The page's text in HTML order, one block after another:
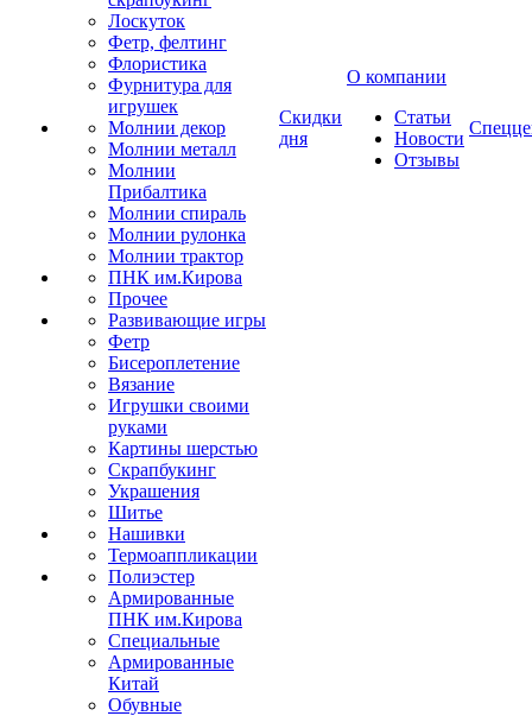
Лоскуток
Фетр, фелтинг
Флористика
Фурнитура для
игрушек
Молнии декор
Молнии металл
Молнии
Прибалтика
Молнии спираль
Молнии рулонка
Молнии трактор
ПНК им.Кирова
Прочее
Развивающие игры
Фетр
Бисероплетение
Вязание
Игрушки своими
руками
Картины шерстью
Скрапбукинг
Украшения
Шитье
Нашивки
Термоаппликации
Полиэстер
Армированные
ПНК им.Кирова
Специальные
Армированные
Китай
Обувные
Скидки
дня
О компании
Статьи
Новости
Отзывы